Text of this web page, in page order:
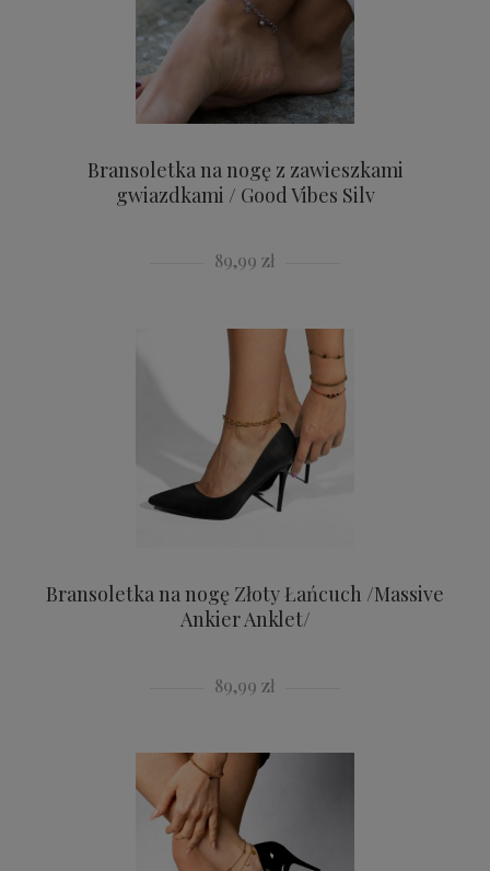
Bransoletka na nogę z zawieszkami
gwiazdkami / Good Vibes Silv
89,99 zł
Bransoletka na nogę Złoty Łańcuch /Massive
Ankier Anklet/
89,99 zł